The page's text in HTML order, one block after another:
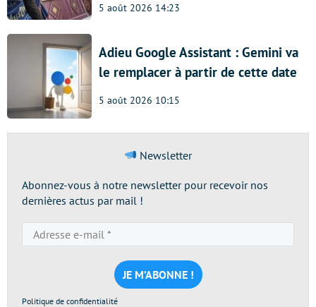
5 août 2026 14:23
Adieu Google Assistant : Gemini va
le remplacer à partir de cette date
5 août 2026 10:15
Newsletter
Abonnez-vous à notre newsletter pour recevoir nos
dernières actus par mail !
e-
mail
*
Politique de confidentialité